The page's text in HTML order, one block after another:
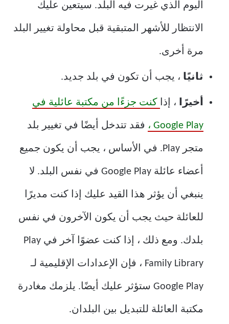
اليوم الذي غيرت فيه البلد. سيتعين عليك
الانتظار للأشهر المتبقية قبل محاولة تغيير البلد
مرة أخرى.
ثانيًا ، يجب أن تكون في بلد جديد.
أخيرًا ، إذا كنت جزءًا من مكتبة عائلية في
Google Play ، فقد تتدخل أيضًا في تغيير بلد
متجر Play. في الأساس ، يجب أن يكون جميع
أعضاء عائلة Google Play في نفس البلد. لا
ينبغي أن يؤثر هذا القيد عليك إذا كنت مديرًا
للعائلة حيث يجب أن يكون الآخرون في نفس
بلدك. ومع ذلك ، إذا كنت عضوًا آخر في Play
Family Library ، فإن الإعدادات الإقليمية لـ
Google Play ستؤثر عليك أيضًا. يلزمك مغادرة
مكتبة العائلة للتبديل بين البلدان.